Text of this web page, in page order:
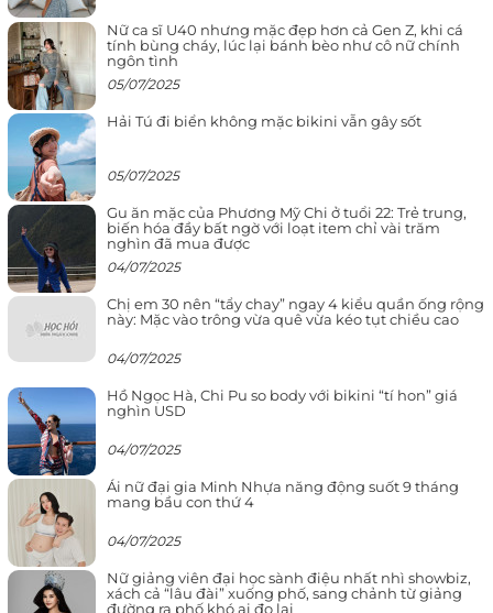
Nữ ca sĩ U40 nhưng mặc đẹp hơn cả Gen Z, khi cá
tính bùng cháy, lúc lại bánh bèo như cô nữ chính
ngôn tình
05/07/2025
Hải Tú đi biển không mặc bikini vẫn gây sốt
05/07/2025
Gu ăn mặc của Phương Mỹ Chi ở tuổi 22: Trẻ trung,
biến hóa đầy bất ngờ với loạt item chỉ vài trăm
nghìn đã mua được
04/07/2025
Chị em 30 nên “tẩy chay” ngay 4 kiểu quần ống rộng
này: Mặc vào trông vừa quê vừa kéo tụt chiều cao
04/07/2025
Hồ Ngọc Hà, Chi Pu so body với bikini “tí hon” giá
nghìn USD
04/07/2025
Ái nữ đại gia Minh Nhựa năng động suốt 9 tháng
mang bầu con thứ 4
04/07/2025
Nữ giảng viên đại học sành điệu nhất nhì showbiz,
xách cả “lâu đài” xuống phố, sang chảnh từ giảng
đường ra phố khó ai đọ lại